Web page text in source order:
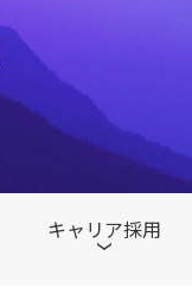
キャリア採用